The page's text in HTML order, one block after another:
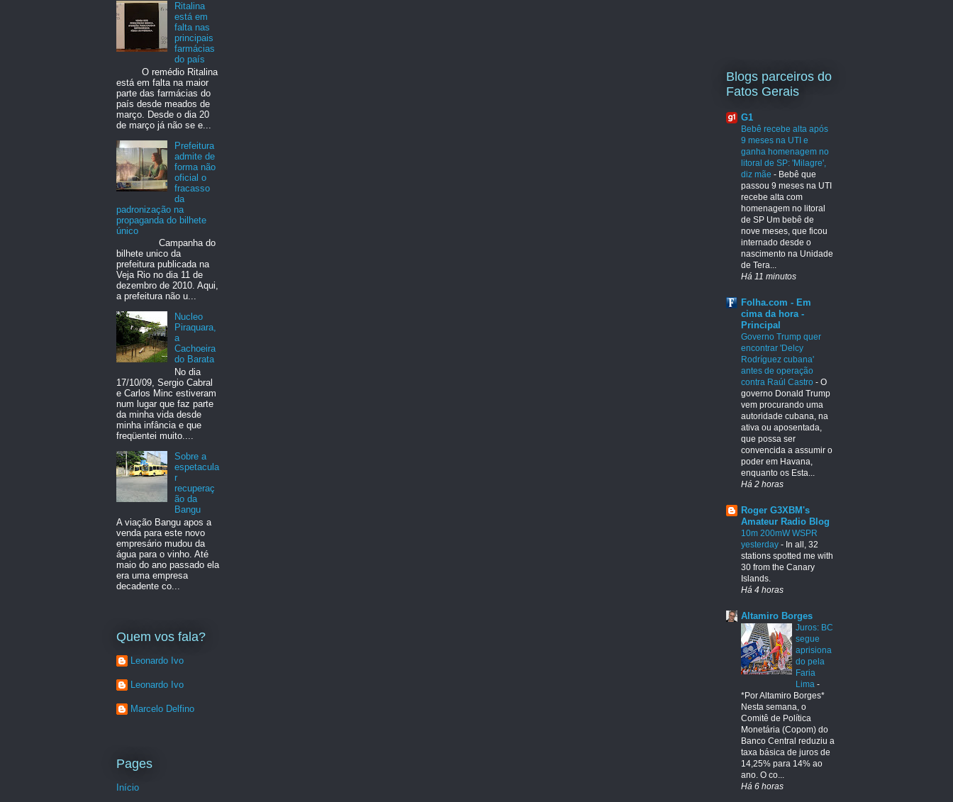
Ritalina
está em
falta nas
principais
farmácias
do país
O remédio Ritalina
está em falta na maior
parte das farmácias do
país desde meados de
março. Desde o dia 20
de março já não se e...
Prefeitura
admite de
forma não
oficial o
fracasso
da
padronização na
propaganda do bilhete
único
Campanha do
bilhete unico da
prefeitura publicada na
Veja Rio no dia 11 de
dezembro de 2010. Aqui,
a prefeitura não u...
Nucleo
Piraquara,
a
Cachoeira
do Barata
No dia
17/10/09, Sergio Cabral
e Carlos Minc estiveram
num lugar que faz parte
da minha vida desde
minha infância e que
freqüentei muito....
Sobre a
espetacula
r
recuperaç
ão da
Bangu
A viação Bangu apos a
venda para este novo
empresário mudou da
água para o vinho. Até
maio do ano passado ela
era uma empresa
decadente co...
Quem vos fala?
Leonardo Ivo
Leonardo Ivo
Marcelo Delfino
Pages
Início
Blogs parceiros do
Fatos Gerais
G1
Bebê recebe alta após
9 meses na UTI e
ganha homenagem no
litoral de SP: 'Milagre',
diz mãe - Bebê que
passou 9 meses na UTI
recebe alta com
homenagem no litoral
de SP Um bebê de
nove meses, que ficou
internado desde o
nascimento na Unidade
de Tera...
Há 11 minutos
Folha.com - Em
cima da hora -
Principal
Governo Trump quer
encontrar 'Delcy
Rodríguez cubana'
antes de operação
contra Raúl Castro - O
governo Donald Trump
vem procurando uma
autoridade cubana, na
ativa ou aposentada,
que possa ser
convencida a assumir o
poder em Havana,
enquanto os Esta...
Há 2 horas
Roger G3XBM's
Amateur Radio Blog
10m 200mW WSPR
yesterday - In all, 32
stations spotted me with
30 from the Canary
Islands.
Há 4 horas
Altamiro Borges
Juros: BC
segue
aprisiona
do pela
Faria
Lima -
*Por Altamiro Borges*
Nesta semana, o
Comitê de Política
Monetária (Copom) do
Banco Central reduziu a
taxa básica de juros de
14,25% para 14% ao
ano. O co...
Há 6 horas